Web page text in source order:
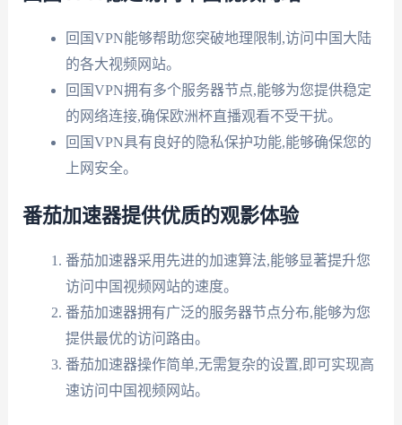
回国VPN能够帮助您突破地理限制,访问中国大陆
的各大视频网站。
回国VPN拥有多个服务器节点,能够为您提供稳定
的网络连接,确保欧洲杯直播观看不受干扰。
回国VPN具有良好的隐私保护功能,能够确保您的
上网安全。
番茄加速器提供优质的观影体验
番茄加速器采用先进的加速算法,能够显著提升您
访问中国视频网站的速度。
番茄加速器拥有广泛的服务器节点分布,能够为您
提供最优的访问路由。
番茄加速器操作简单,无需复杂的设置,即可实现高
速访问中国视频网站。